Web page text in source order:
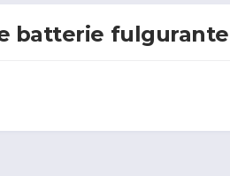
batterie fulgurante